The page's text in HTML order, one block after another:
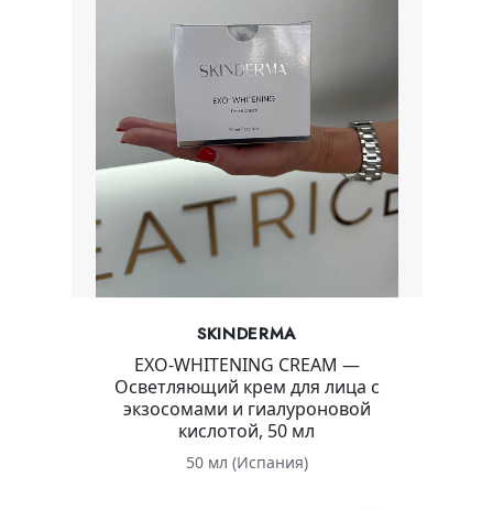
SKINDERMA
EXO-WHITENING CREAM —
Осветляющий крем для лица с
экзосомами и гиалуроновой
кислотой, 50 мл
50 мл (Испания)